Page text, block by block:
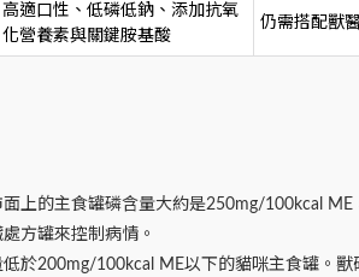
高適口性、低磷低鈉、添加抗氧
化營養素與關鍵胺基酸
仍需搭配獸
上的主食罐磷含量大約是250mg/100kcal ME
方罐來控制病情。
於200mg/100kcal ME以下的貓咪主食罐。獸